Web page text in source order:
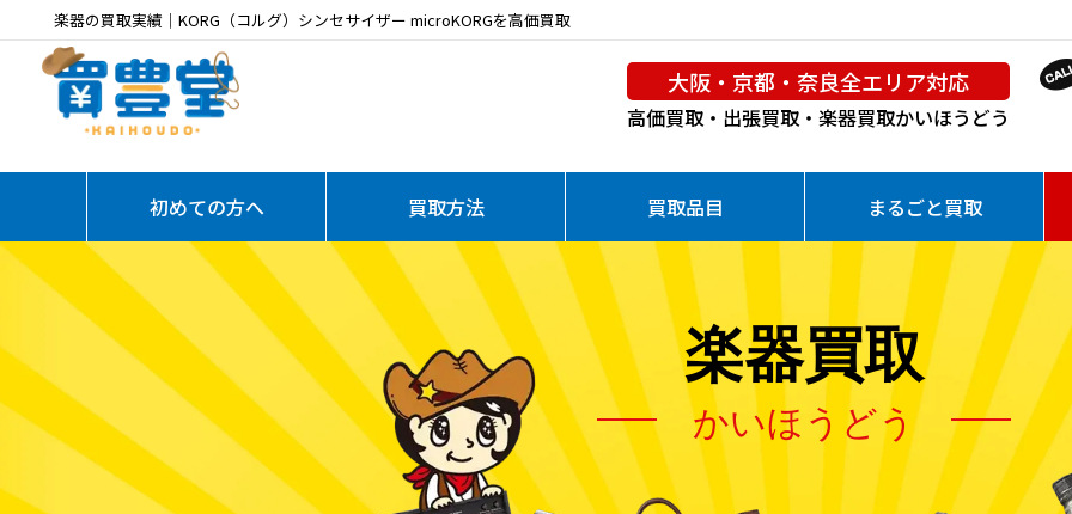
楽器の買取実績｜KORG（コルグ）シンセサイザー microKORGを高価買取
大阪・京都・奈良全エリア対応
高価買取・出張買取・楽器買取かいほうどう
初めての方へ 買取方法 買取品目 まるごと買取
楽器買取
かいほうどう